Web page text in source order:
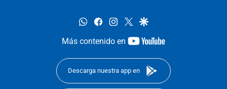
whatsappfacebookinstagram
twittergoogle
Más contenido en
youtube-
Descarga nuestra app en